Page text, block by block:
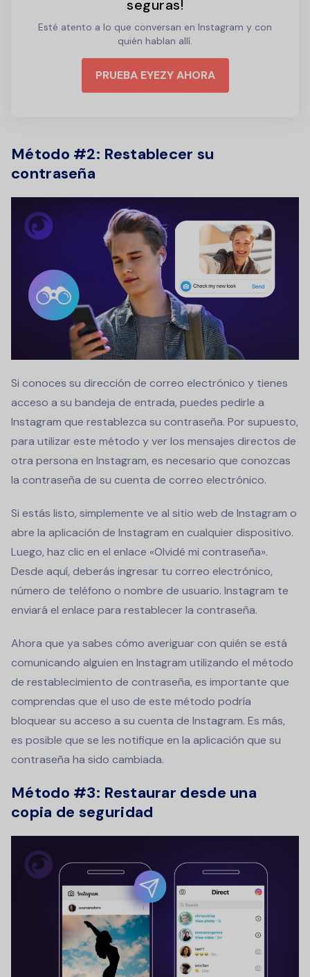
seguras!
Esté atento a lo que conversan en Instagram y con
quién hablan allí.
PRUEBA EYEZY AHORA
Método #2: Restablecer su
contraseña
Si conoces su dirección de correo electrónico y tienes
acceso a su bandeja de entrada, puedes pedirle a
Instagram que restablezca su contraseña. Por supuesto,
para utilizar este método y ver los mensajes directos de
otra persona en Instagram, es necesario que conozcas
la contraseña de su cuenta de correo electrónico.
Si estás listo, simplemente ve al sitio web de Instagram o
abre la aplicación de Instagram en cualquier dispositivo.
Luego, haz clic en el enlace «Olvidé mi contraseña».
Desde aquí, deberás ingresar tu correo electrónico,
número de teléfono o nombre de usuario. Instagram te
enviará el enlace para restablecer la contraseña.
Ahora que ya sabes cómo averiguar con quién se está
comunicando alguien en Instagram utilizando el método
de restablecimiento de contraseña, es importante que
comprendas que el uso de este método podría
bloquear su acceso a su cuenta de Instagram. Es más,
es posible que se les notifique en la aplicación que su
contraseña ha sido cambiada.
Método #3: Restaurar desde una
copia de seguridad